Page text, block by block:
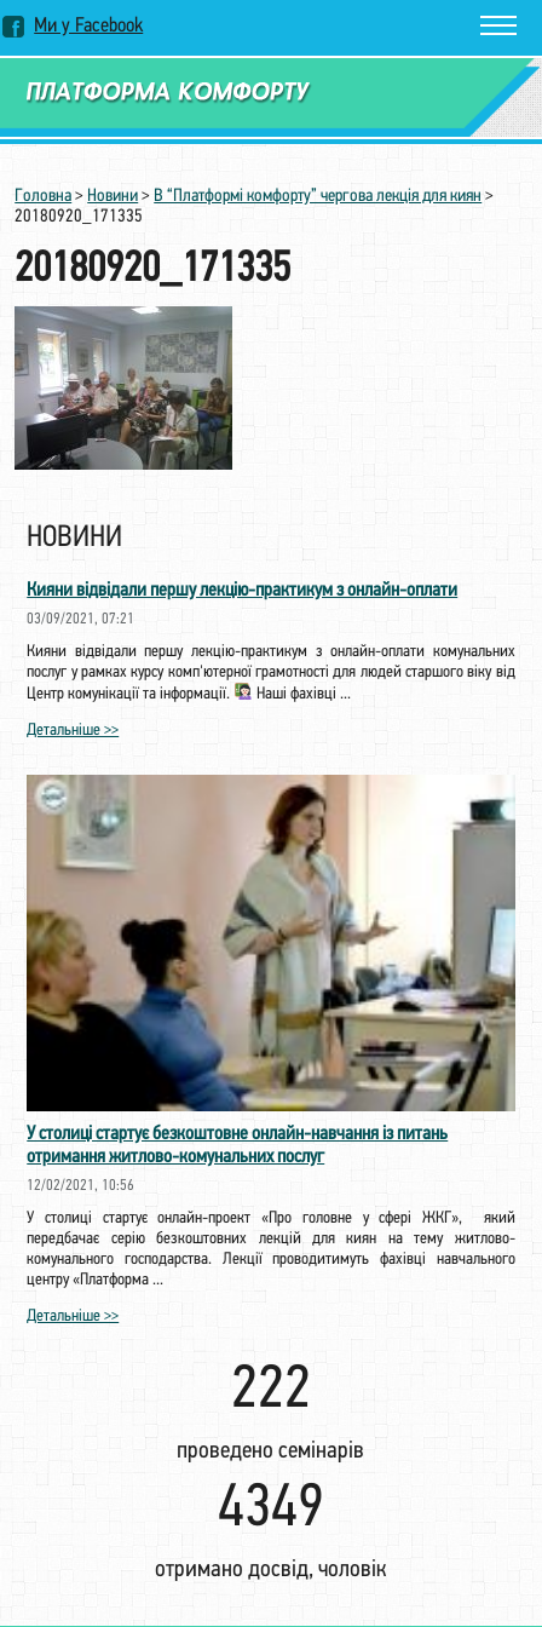
Ми у Facebook
Замовити дзвінок
Головна > Новини > В “Платформі комфорту” чергова лекція для киян >
20180920_171335
20180920_171335
НОВИНИ
Кияни відвідали першу лекцію-практикум з онлайн-оплати
03/09/2021, 07:21
Кияни відвідали першу лекцію-практикум з онлайн-оплати комунальних
послуг у рамках курсу комп'ютерної грамотності для людей старшого віку від
Центр комунікації та інформації.
Наші фахівці ...
Детальніше >>
У столиці стартує безкоштовне онлайн-навчання із питань
отримання житлово-комунальних послуг
12/02/2021, 10:56
У столиці стартує онлайн-проект «Про головне у сфері ЖКГ», який
передбачає серію безкоштовних лекцій для киян на тему житлово-
комунального господарства. Лекції проводитимуть фахівці навчального
центру «Платформа ...
Детальніше >>
225
проведено семінарів
4411
отримано досвід, чоловік